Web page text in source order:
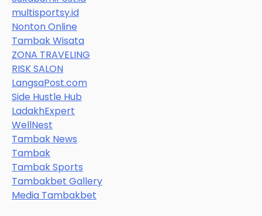
multisportsy.id
Nonton Online
Tambak Wisata
ZONA TRAVELING
RISK SALON
LangsaPost.com
Side Hustle Hub
LadakhExpert
WellNest
Tambak News
Tambak
Tambak Sports
Tambakbet Gallery
Media Tambakbet